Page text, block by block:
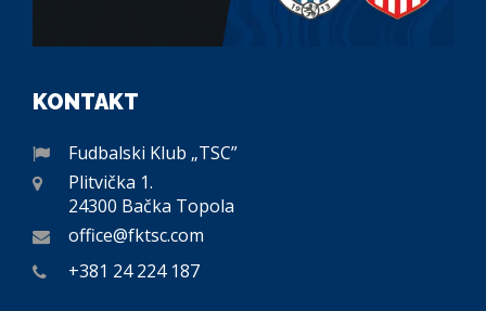
KONTAKT
Fudbalski Klub „TSC”
Plitvička 1.
24300 Bačka Topola
office@fktsc.com
+381 24 224 187